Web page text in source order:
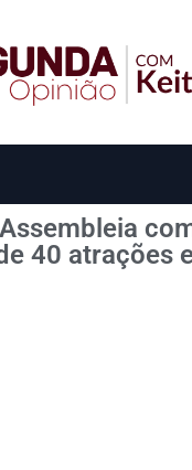
40 atrações